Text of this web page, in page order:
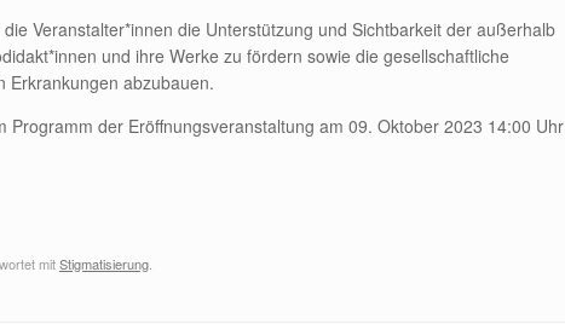
Veranstalter*innen die Unterstützung und Sichtbarkeit der außerhalb
und ihre Werke zu fördern sowie die gesellschaftliche
Erkrankungen abzubauen.
der Eröffnungsveranstaltung am 09. Oktober 2023 14:00 Uhr
mitStigmatisierung